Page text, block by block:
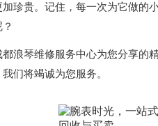
珍贵。记住，每一次为它做的
都浪琴维修服务中心为您分享的
们将竭诚为您服务。